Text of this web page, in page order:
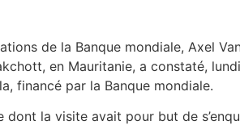
de la Banque mondiale, Axel
en Mauritanie, a constaté,
financé par la Banque mondiale.
la visite avait pour but de